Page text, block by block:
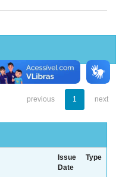
previous 1 next
Issue
Date
Type